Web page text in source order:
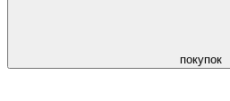
покупок